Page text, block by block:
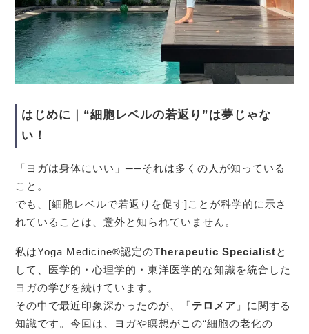
はじめに｜“細胞レベルの若返り”は夢じゃな
い！
「ヨガは身体にいい」──それは多くの人が知っている
こと。
でも、[細胞レベルで若返りを促す]ことが科学的に示さ
れていることは、意外と知られていません。
私はYoga Medicine®認定のTherapeutic Specialistと
して、医学的・心理学的・東洋医学的な知識を統合した
ヨガの学びを続けています。
その中で最近印象深かったのが、「テロメア 」に関する
知識です。今回は、ヨガや瞑想がこの“細胞の老化の